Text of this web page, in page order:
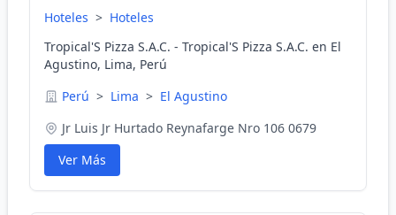
Hoteles > Hoteles
Tropical'S Pizza S.A.C. - Tropical'S Pizza S.A.C. en El
Agustino, Lima, Perú
Perú > Lima > El Agustino
Jr Luis Jr Hurtado Reynafarge Nro 106 0679
Ver Más